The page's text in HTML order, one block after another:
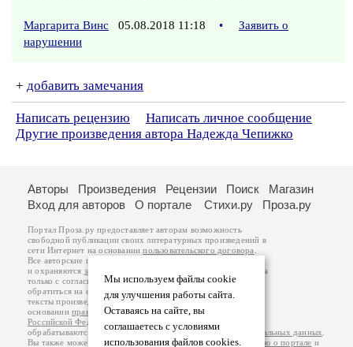
Маргарита Винс 05.08.2018 11:18 •
Заявить о
нарушении
+ добавить замечания
Написать рецензию
Написать личное сообщение
Другие произведения автора Надежда Чепижко
Мы используем файлы cookie
для улучшения работы сайта.
Оставаясь на сайте, вы
соглашаетесь с условиями
использования файлов cookies.
Авторы Произведения Рецензии Поиск
Магазин
Вход для авторов
О портале Стихи.ру Проза.ру
Портал Проза.ру предоставляет авторам возможность
свободной публикации своих литературных произведений в
сети Интернет на основаниипользовательского договора
Все авторские права на произведения принадлежат авторам
и охраняются законом
. Перепечатка произведений возможна
только с согласия его автора, к которому вы можете
обратиться на его авторской странице. Ответственность за
тексты произведений авторы несут самостоятельно на
основанииправил публикацииизаконодательства
Российской Федерации
обрабатываются на основанииПолитики обработки персональных данных
Вы также можете посмотреть более подробнуюинформацию о портале и